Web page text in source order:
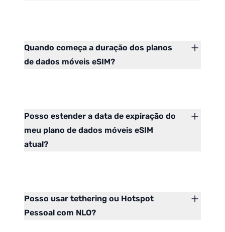
Quando começa a duração dos planos
de dados móveis eSIM?
Posso estender a data de expiração do
meu plano de dados móveis eSIM
atual?
Posso usar tethering ou Hotspot
Pessoal com NLO?